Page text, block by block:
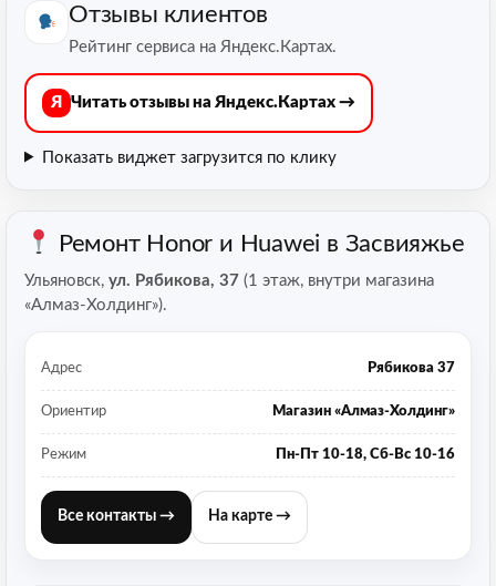
Отзывы клиентов
Рейтинг сервиса на Яндекс.Картах.
Я Читать отзывы на Яндекс.Картах →
Показать виджет загрузится по клику
Ремонт Honor и Huawei в Засвияжье
Ульяновск, ул. Рябикова, 37 (1 этаж, внутри магазина
«Алмаз-Холдинг»).
Адрес Рябикова 37
Ориентир Магазин «Алмаз-Холдинг»
Режим Пн-Пт 10-18, Сб-Вс 10-16
Все контакты → На карте →